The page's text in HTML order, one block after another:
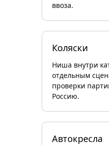
ввоза.
Коляски
Ниша внутри
отдельным
проверки
Россию.
Автокресла